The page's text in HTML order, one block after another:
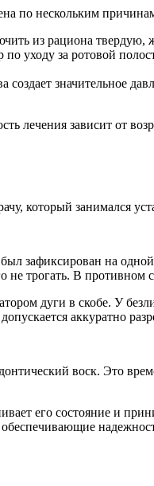
по нескольким
из рациона твердую,
уходу за ротовой
значительное
лечения зависит от
который занимался
зафиксирован на
трогать. В противном
дуги в скобе. У
аккуратно
воск. Это
его состояние и